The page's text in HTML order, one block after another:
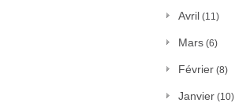
Avril (11)
Mars (6)
Février (8)
Janvier (10)